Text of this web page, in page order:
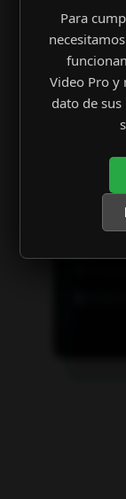
Para
Video Pro y
dato de